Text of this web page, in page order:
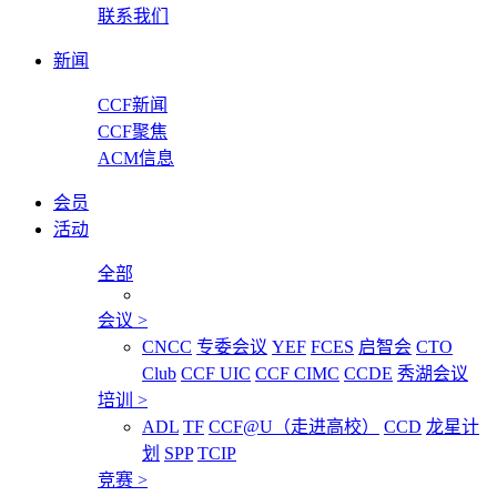
联系我们
新闻
CCF新闻
CCF聚焦
ACM信息
会员
活动
全部
会议 >
CNCC 专委会议 YEF FCES 启智会 CTO
Club CCF UIC CCF CIMC CCDE 秀湖会议
培训 >
ADL TF CCF@U（走进高校） CCD 龙星计
划 SPP TCIP
竞赛 >